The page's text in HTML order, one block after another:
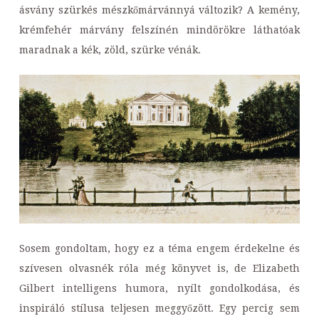
ásvány szürkés mészkőmárvánnyá változik? A kemény,
krémfehér márvány felszínén mindörökre láthatóak
maradnak a kék, zöld, szürke vénák.
Sosem gondoltam, hogy ez a téma engem érdekelne és
szívesen olvasnék róla még könyvet is, de Elizabeth
Gilbert intelligens humora, nyílt gondolkodása, és
inspiráló stílusa teljesen meggyőzött. Egy percig sem